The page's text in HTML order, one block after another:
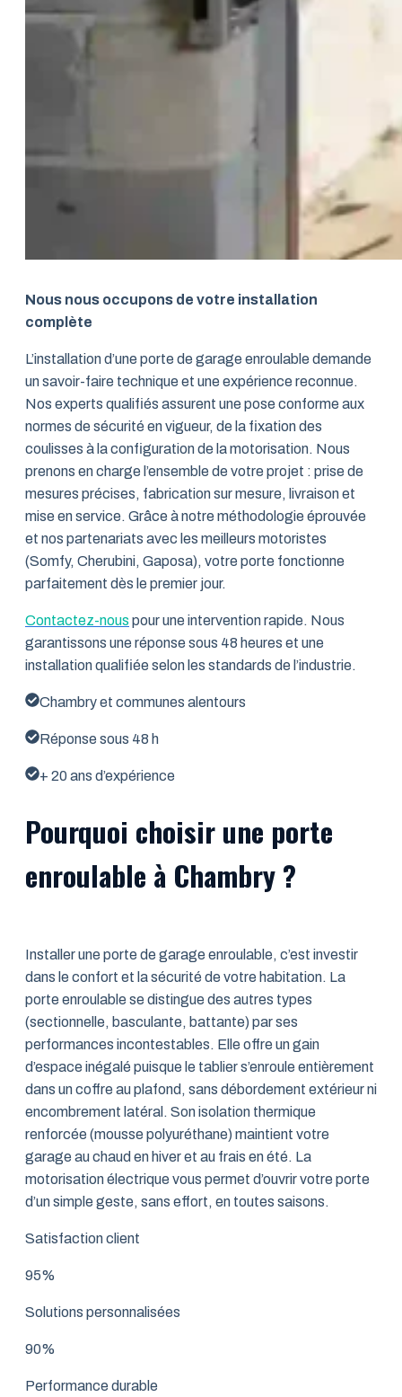
Nous nous occupons de votre installation
complète
L’installation d’une porte de garage enroulable demande
un savoir-faire technique et une expérience reconnue.
Nos experts qualifiés assurent une pose conforme aux
normes de sécurité en vigueur, de la fixation des
coulisses à la configuration de la motorisation. Nous
prenons en charge l’ensemble de votre projet : prise de
mesures précises, fabrication sur mesure, livraison et
mise en service. Grâce à notre méthodologie éprouvée
et nos partenariats avec les meilleurs motoristes
(Somfy, Cherubini, Gaposa), votre porte fonctionne
parfaitement dès le premier jour.
Contactez-nous pour une intervention rapide. Nous
garantissons une réponse sous 48 heures et une
installation qualifiée selon les standards de l’industrie.
Chambry et communes alentours
Réponse sous 48 h
+ 20 ans d’expérience
Pourquoi choisir une porte
enroulable à Chambry ?
Installer une porte de garage enroulable, c’est investir
dans le confort et la sécurité de votre habitation. La
porte enroulable se distingue des autres types
(sectionnelle, basculante, battante) par ses
performances incontestables. Elle offre un gain
d’espace inégalé puisque le tablier s’enroule entièrement
dans un coffre au plafond, sans débordement extérieur ni
encombrement latéral. Son isolation thermique
renforcée (mousse polyuréthane) maintient votre
garage au chaud en hiver et au frais en été. La
motorisation électrique vous permet d’ouvrir votre porte
d’un simple geste, sans effort, en toutes saisons.
Satisfaction client
95%
Solutions personnalisées
90%
Performance durable